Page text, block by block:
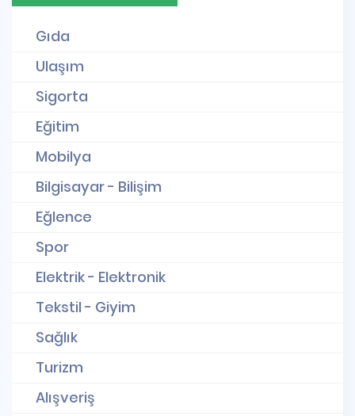
Gıda
Ulaşım
Sigorta
Eğitim
Mobilya
Bilgisayar - Bilişim
Eğlence
Spor
Elektrik - Elektronik
Tekstil - Giyim
Sağlık
Turizm
Alışveriş